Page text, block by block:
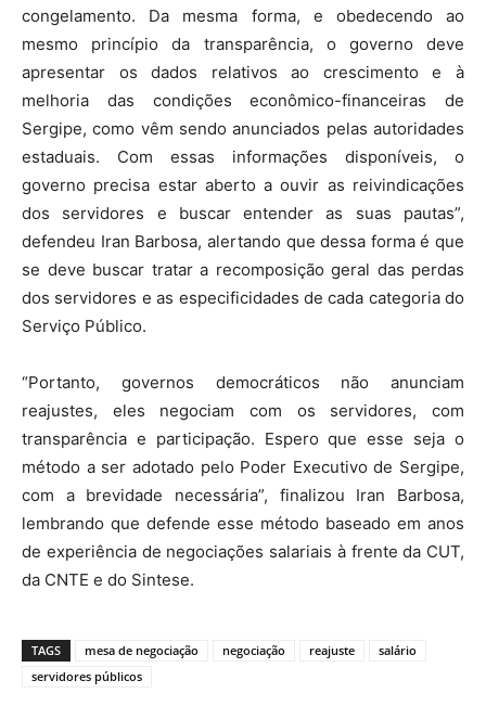
congelamento. Da mesma forma, e obedecendo ao
mesmo princípio da transparência, o governo deve
apresentar os dados relativos ao crescimento e à
melhoria das condições econômico-financeiras de
Sergipe, como vêm sendo anunciados pelas autoridades
estaduais. Com essas informações disponíveis, o
governo precisa estar aberto a ouvir as reivindicações
dos servidores e buscar entender as suas pautas”,
defendeu Iran Barbosa, alertando que dessa forma é que
se deve buscar tratar a recomposição geral das perdas
dos servidores e as especificidades de cada categoria do
Serviço Público.
“Portanto, governos democráticos não anunciam
reajustes, eles negociam com os servidores, com
transparência e participação. Espero que esse seja o
método a ser adotado pelo Poder Executivo de Sergipe,
com a brevidade necessária”, finalizou Iran Barbosa,
lembrando que defende esse método baseado em anos
de experiência de negociações salariais à frente da CUT,
da CNTE e do Sintese.
TAGS mesa de negociação negociação reajuste
salário
servidores públicos